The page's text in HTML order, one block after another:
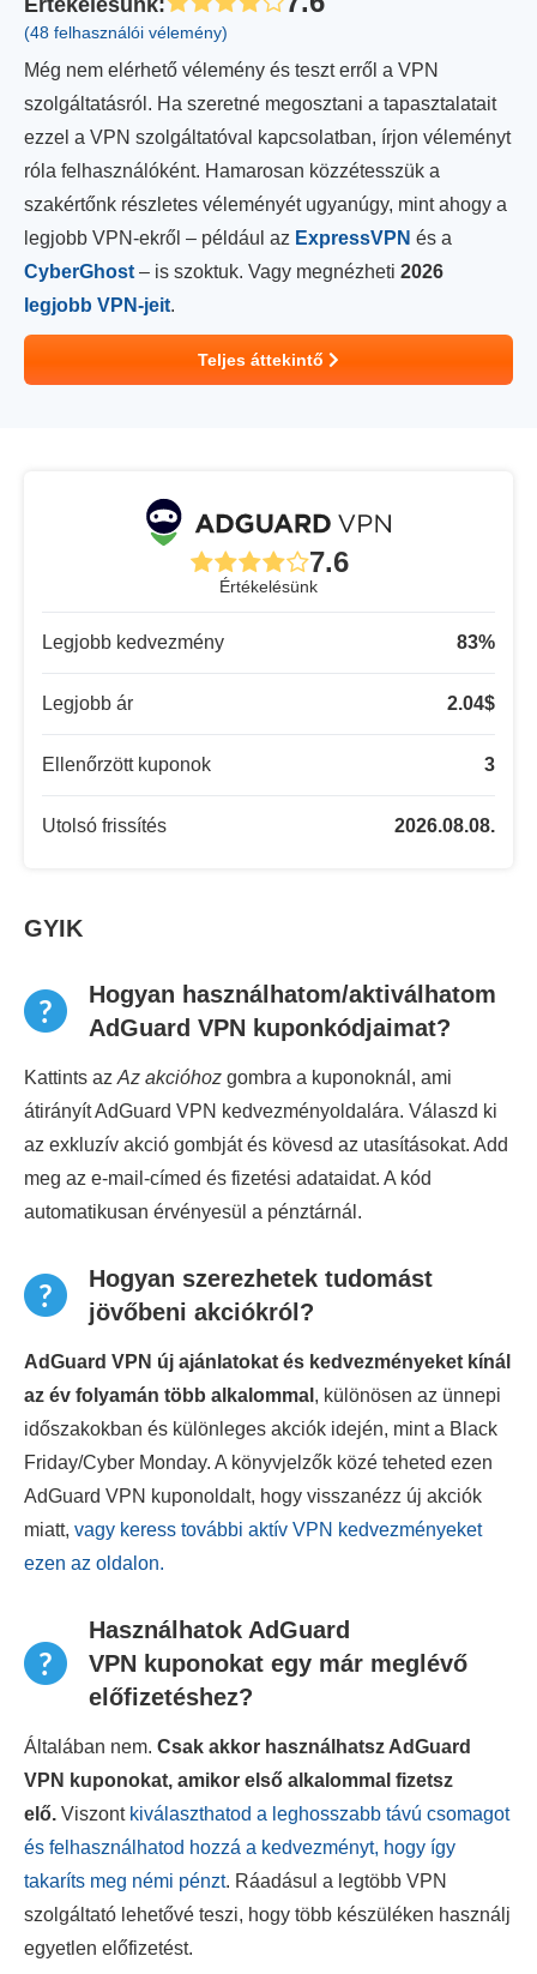
(48 felhasználói vélemény)
Még nem elérhető vélemény és teszt erről a VPN
szolgáltatásról. Ha szeretné megosztani a tapasztalatait
ezzel a VPN szolgáltatóval kapcsolatban, írjon véleményt
róla felhasználóként. Hamarosan közzétesszük a
szakértőnk részletes véleményét ugyanúgy, mint ahogy a
legjobb VPN-ekről – például az ExpressVPN és a
CyberGhost – is szoktuk. Vagy megnézheti 2026
legjobb VPN-jeit.
Teljes áttekintő
7.6
Értékelésünk
Legjobb kedvezmény 83%
Legjobb ár 2.04$
Ellenőrzött kuponok 3
Utolsó frissítés 2026.08.08.
GYIK
Hogyan használhatom/aktiválhatom
AdGuard VPN kuponkódjaimat?
Kattints az Az akcióhoz gombra a kuponoknál, ami
átirányít AdGuard VPN kedvezményoldalára. Válaszd ki
az exkluzív akció gombját és kövesd az utasításokat. Add
meg az e-mail-címed és fizetési adataidat. A kód
automatikusan érvényesül a pénztárnál.
Hogyan szerezhetek tudomást
jövőbeni akciókról?
AdGuard VPN új ajánlatokat és kedvezményeket kínál
az év folyamán több alkalommal , különösen az ünnepi
időszakokban és különleges akciók idején, mint a Black
Friday/Cyber Monday. A könyvjelzők közé teheted ezen
AdGuard VPN kuponoldalt, hogy visszanézz új akciók
miatt, vagy keress további aktív VPN kedvezményeket
ezen az oldalon.
Használhatok AdGuard
VPN kuponokat egy már meglévő
előfizetéshez?
Általában nem. Csak akkor használhatsz AdGuard
VPN kuponokat, amikor első alkalommal fizetsz
elő. Viszont kiválaszthatod a leghosszabb távú csomagot
és felhasználhatod hozzá a kedvezményt, hogy így
takaríts meg némi pénzt. Ráadásul a legtöbb VPN
szolgáltató lehetővé teszi, hogy több készüléken használj
egyetlen előfizetést.